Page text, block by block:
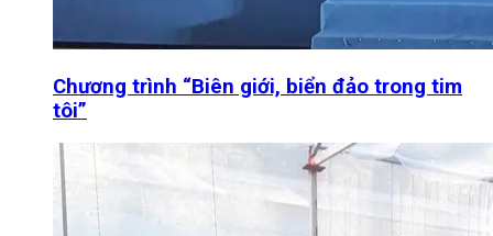
Chương trình “Biên giới, biển đảo trong tim
tôi”